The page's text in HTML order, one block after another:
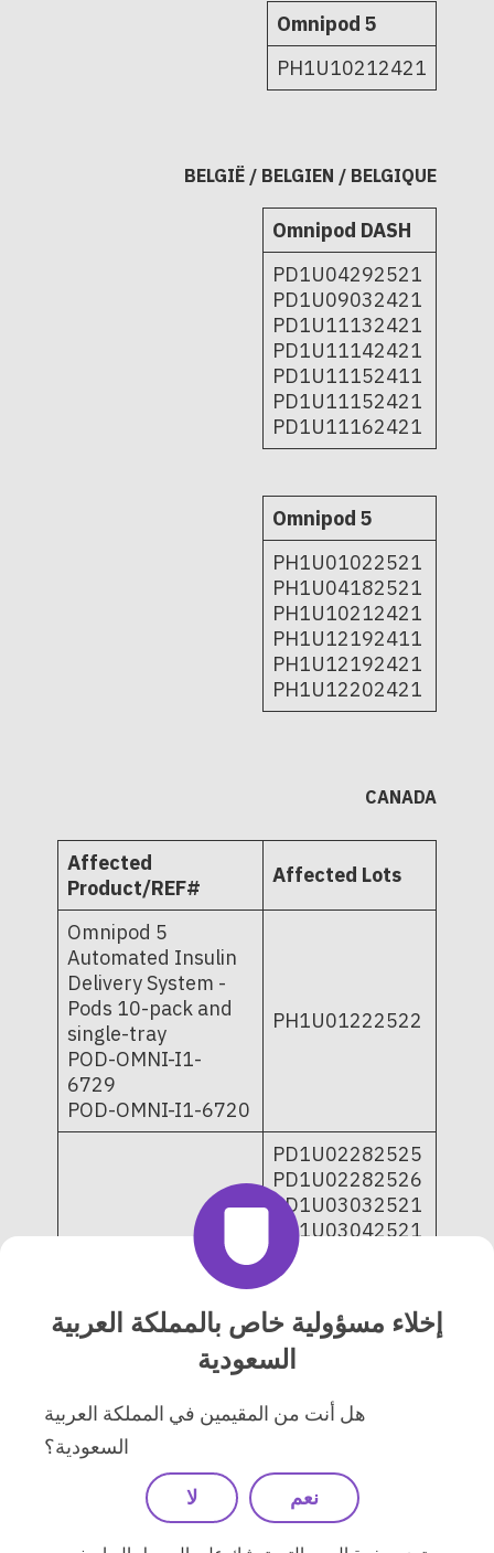
Omnipod 5
PH1U10212421
BELGIË / BELGIEN / BELGIQUE
Omnipod DASH
PD1U04292521
PD1U09032421
PD1U11132421
PD1U11142421
PD1U11152411
PD1U11152421
PD1U11162421
Omnipod 5
PH1U01022521
PH1U04182521
PH1U10212421
PH1U12192411
PH1U12192421
PH1U12202421
CANADA
Affected
Product/REF#
Affected Lots
Omnipod 5
Automated Insulin
Delivery System -
Pods 10-pack and
single-tray
POD-OMNI-I1-
6729
POD-OMNI-I1-6720
PH1U01222522
Omnipod DASH
Management
System - Pods 10-
pack and single-
POD-BLE-C1-529;
POD-BLE-C1-520
PD1U02282525
PD1U02282526
PD1U03032521
PD1U03042521
PD1U03062521
PD1U03072521
PD1U04252521
PD1U09052421
PD1U11062421
PD1U11072421
PD1U11072521
PD1U11102521
PD1U11112511
إخلاء مسؤولية خاص بالمملكة العربية
السعودية
هل أنت من المقيمين في المملكة العربية
السعودية؟
نعم لا